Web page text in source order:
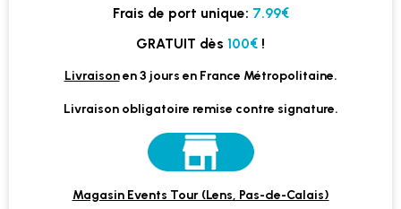
Frais de port unique: 7.99€
GRATUIT dès 100€ !
Livraisonen 3 jours en France Métropolitaine.
Livraison obligatoire remise contre signature.
Magasin Events Tour (Lens, Pas-de-Calais)